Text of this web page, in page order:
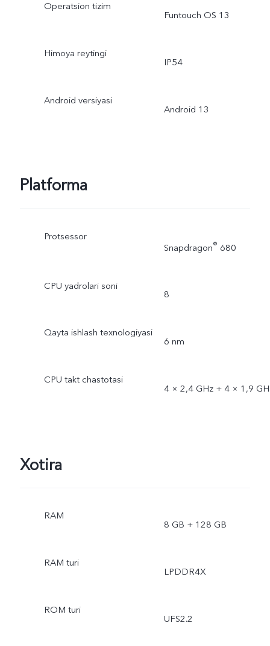
Operatsion tizim
Funtouch OS 13
Himoya reytingi
IP54
Android versiyasi
Android 13
Platforma
Protsessor
Snapdragon® 680
CPU yadrolari soni
8
Qayta ishlash texnologiyasi
6 nm
CPU takt chastotasi
4 × 2,4 GHz + 4 × 1,9
Xotira
RAM
8 GB + 128 GB
RAM turi
LPDDR4X
ROM turi
UFS2.2